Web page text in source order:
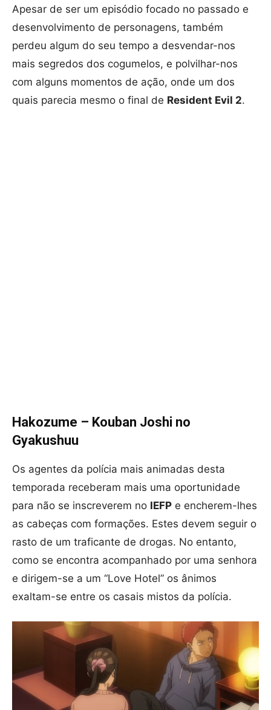
Apesar de ser um episódio focado no passado e
desenvolvimento de personagens, também
perdeu algum do seu tempo a desvendar-nos
mais segredos dos cogumelos, e polvilhar-nos
com alguns momentos de ação, onde um dos
quais parecia mesmo o final de Resident Evil 2.
Hakozume – Kouban Joshi no
Gyakushuu
Os agentes da polícia mais animadas desta
temporada receberam mais uma oportunidade
para não se inscreverem no IEFP e encherem-lhes
as cabeças com formações. Estes devem seguir o
rasto de um traficante de drogas. No entanto,
como se encontra acompanhado por uma senhora
e dirigem-se a um “Love Hotel” os ânimos
exaltam-se entre os casais mistos da polícia.